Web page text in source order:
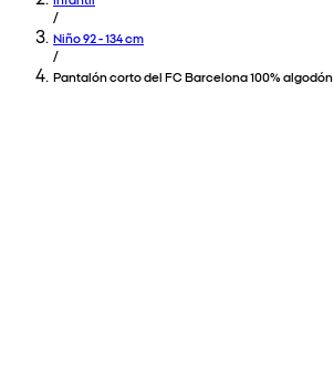
/
Niño 92 - 134 cm
/
Pantalón corto del FC Barcelona 100% algodón